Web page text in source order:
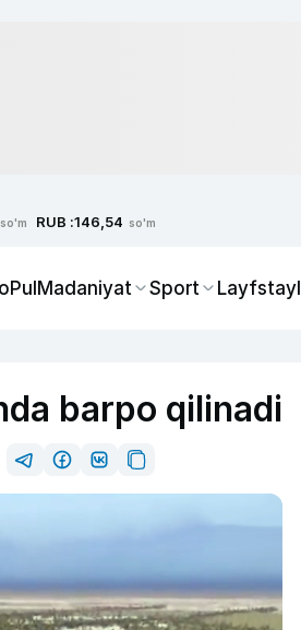
so'm RUB :146,54 so'm
PulMadaniyat Sport Layfstayl
barpo qilinadi